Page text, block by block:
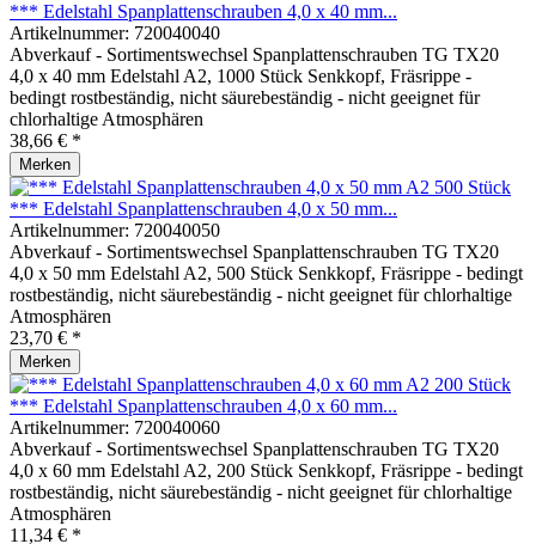
*** Edelstahl Spanplattenschrauben 4,0 x 40 mm...
Artikelnummer: 720040040
Abverkauf - Sortimentswechsel Spanplattenschrauben TG TX20
4,0 x 40 mm Edelstahl A2, 1000 Stück Senkkopf, Fräsrippe -
bedingt rostbeständig, nicht säurebeständig - nicht geeignet für
chlorhaltige Atmosphären
38,66 € *
Merken
*** Edelstahl Spanplattenschrauben 4,0 x 50 mm...
Artikelnummer: 720040050
Abverkauf - Sortimentswechsel Spanplattenschrauben TG TX20
4,0 x 50 mm Edelstahl A2, 500 Stück Senkkopf, Fräsrippe - bedingt
rostbeständig, nicht säurebeständig - nicht geeignet für chlorhaltige
Atmosphären
23,70 € *
Merken
*** Edelstahl Spanplattenschrauben 4,0 x 60 mm...
Artikelnummer: 720040060
Abverkauf - Sortimentswechsel Spanplattenschrauben TG TX20
4,0 x 60 mm Edelstahl A2, 200 Stück Senkkopf, Fräsrippe - bedingt
rostbeständig, nicht säurebeständig - nicht geeignet für chlorhaltige
Atmosphären
11,34 € *